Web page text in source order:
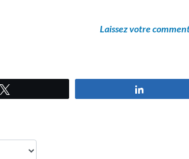
Laissez votre